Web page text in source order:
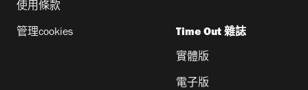
使用條款
管理cookies Time Out 雜誌
實體版
電子版